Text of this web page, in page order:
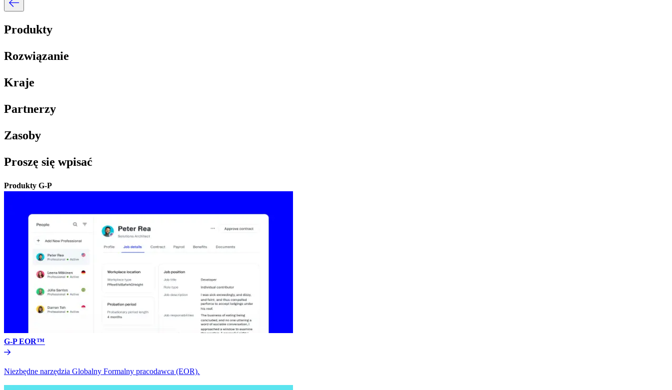
Produkty​​
Rozwiązanie​​
Kraje​​
Partnerzy​​
Zasoby​​
Proszę się wpisać​​
Produkty G-P​​
G-P EOR™​​
Niezbędne narzędzia Globalny Formalny pracodawca (EOR).​​